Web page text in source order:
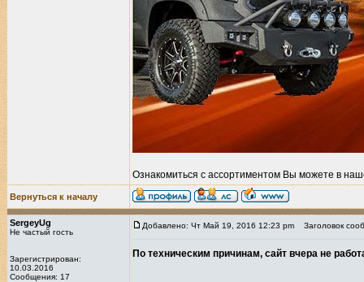
Ознакомиться с ассортиментом Вы можете в
Вернуться к началу
SergeyUg
Не частый гость
Зарегистрирован:
10.03.2016
Сообщения: 17
Добавлено: Чт Май 19, 2016 12:23 pm Заголовок
По техническим причинам, сайт вчера не